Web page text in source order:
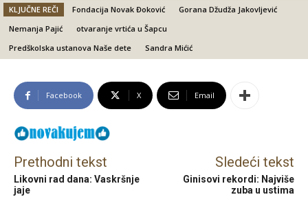
KLJUČNE REČI Fondacija Novak Đoković
Gorana Džudža Jakovljević
Nemanja Pajić
otvaranje vrtića u Šapcu
Predškolska ustanova Naše dete
Sandra Mićić
Facebook X Email
Prethodni tekst
Likovni rad dana: Vaskršnje
jaje
Sledeći tekst
Ginisovi rekordi: Najviše
zuba u ustima